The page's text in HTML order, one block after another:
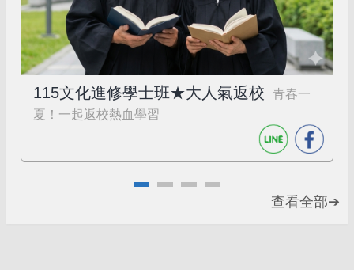
115文化進修學士班★大人氣返校
青春一
夏！一起返校熱血學習
查看全部➔